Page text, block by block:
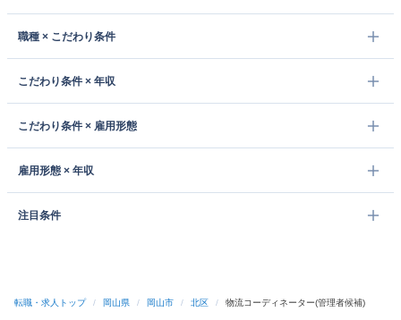
職種 × こだわり条件
こだわり条件 × 年収
こだわり条件 × 雇用形態
雇用形態 × 年収
注目条件
転職・求人トップ / 岡山県 / 岡山市 / 北区 / 物流コーディネーター(管理者候補)